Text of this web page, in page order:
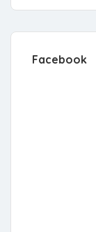
Facebook